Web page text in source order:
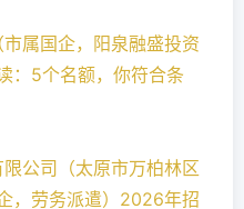
属国企，阳泉融盛投资
：5个名额，你符合条
公司（太原市万柏林区
，劳务派遣）2026年招